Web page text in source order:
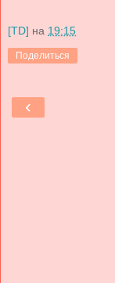
[TD] на 19:15
Поделиться
‹